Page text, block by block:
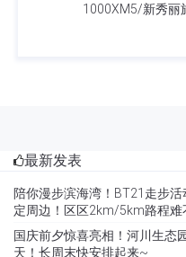
1000XM5/新秀丽
最新发表
陪你漫步滨海湾！BT21走步
定周边！区区2km/5km路程难
国庆前夕惊喜亮相！河川生态
天！长周末快安排起来~